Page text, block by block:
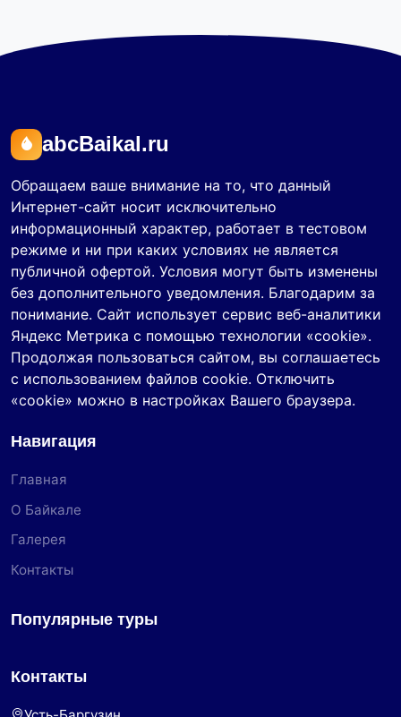
abcBaikal.ru
Обращаем ваше внимание на то, что данный
Интернет-сайт носит исключительно
информационный характер, работает в тестовом
режиме и ни при каких условиях не является
публичной офертой. Условия могут быть изменены
без дополнительного уведомления. Благодарим за
понимание. Сайт использует сервис веб-аналитики
Яндекс Метрика с помощью технологии «cookie».
Продолжая пользоваться сайтом, вы соглашаетесь
с использованием файлов cookie. Отключить
«cookie» можно в настройках Вашего браузера.
Навигация
Главная
О Байкале
Галерея
Контакты
Популярные туры
Контакты